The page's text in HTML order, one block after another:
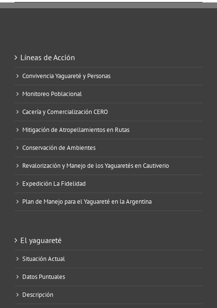
Líneas de Acción
Convivencia Yaguareté y Personas
Monitoreo Poblacional
Cacería y Comercialización CERO
Mitigación de Atropellamientos en Rutas
Conservación de Ambientes
Revalorización y Manejo de los Yaguaretés en Cautiverio
Expedición La Fidelidad
Plan de Manejo para el Yaguareté en la Argentina
El yaguareté
Situación Actual
Datos Puntuales
Descripción